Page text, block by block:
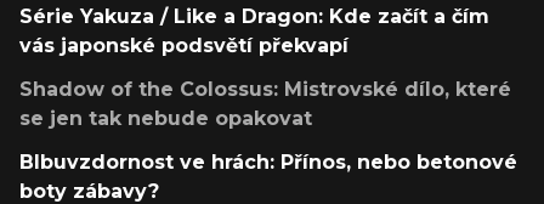
Série Yakuza / Like a Dragon: Kde začít a čím
vás japonské podsvětí překvapí
Shadow of the Colossus: Mistrovské dílo, které
se jen tak nebude opakovat
Blbuvzdornost ve hrách: Přínos, nebo betonové
boty zábavy?